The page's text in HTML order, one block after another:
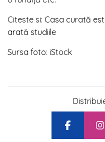
Citeste si: Casa curată
arată studiile
Sursa foto: iStock